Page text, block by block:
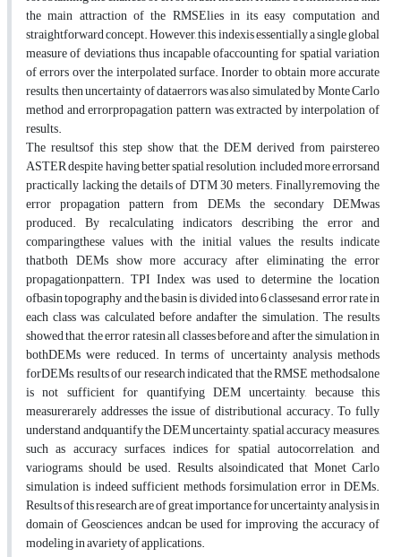
the main attraction of the RMSElies in its easy computation and
straightforward concept. However, this indexis essentially a single global
measure of deviations, thus incapable ofaccounting for spatial variation
of errors over the interpolated surface. Inorder to obtain more accurate
results, then uncertainty of dataerrors was also simulated by Monte Carlo
method and errorpropagation pattern was extracted by interpolation of
results.
The resultsof this step show that, the DEM derived from pairstereo
ASTER despite having better spatial resolution, included more errorsand
practically lacking the details of DTM 30 meters. Finally,removing the
error propagation pattern from DEMs, the secondary DEMwas
produced. By recalculating indicators describing the error and
comparingthese values with the initial values, the results indicate
that,both DEMs show more accuracy after eliminating the error
propagationpattern. TPI Index was used to determine the location
ofbasin topography and the basin is divided into 6 classesand error rate in
each class was calculated before andafter the simulation. The results
showed that, the error ratesin all classes before and after the simulation in
bothDEMs were reduced. In terms of uncertainty analysis methods
forDEMs, results of our research indicated that the RMSE methodsalone
is not sufficient for quantifying DEM uncertainty, because this
measurerarely addresses the issue of distributional accuracy. To fully
understand andquantify the DEM uncertainty, spatial accuracy measures,
such as accuracy surfaces, indices for spatial autocorrelation, and
variograms, should be used. Results alsoindicated that Monet Carlo
simulation is indeed sufficient methods forsimulation error in DEMs.
Results of this research are of great importance for uncertainty analysis in
domain of Geosciences andcan be used for improving the accuracy of
modeling in avariety of applications.